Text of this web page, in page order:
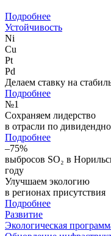
Подробнее
Устойчивость
Ni
Cu
Pt
Pd
Делаем ставку на
Подробнее
№1
Сохраняем лидерство
в отрасли по
Подробнее
–75%
выбросов SO₂ в
году
Улучшаем экологию
в регионах присутствия
Подробнее
Развитие
Экологическая